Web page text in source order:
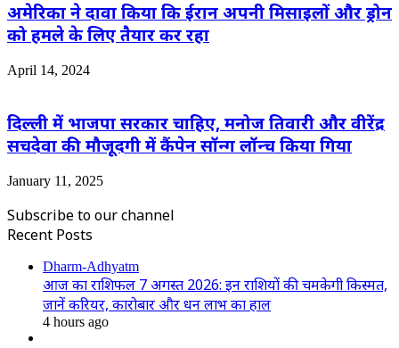
अमेरिका ने दावा किया कि ईरान अपनी मिसाइलों और ड्रोन
को हमले के लिए तैयार कर रहा
April 14, 2024
दिल्ली में भाजपा सरकार चाहिए, मनोज तिवारी और वीरेंद्र
सचदेवा की मौजूदगी में कैंपेन सॉन्ग लॉन्च किया गिया
January 11, 2025
Subscribe to our channel
Recent Posts
Dharm-Adhyatm
आज का राशिफल 7 अगस्त 2026: इन राशियों की चमकेगी किस्मत,
जानें करियर, कारोबार और धन लाभ का हाल
4 hours ago